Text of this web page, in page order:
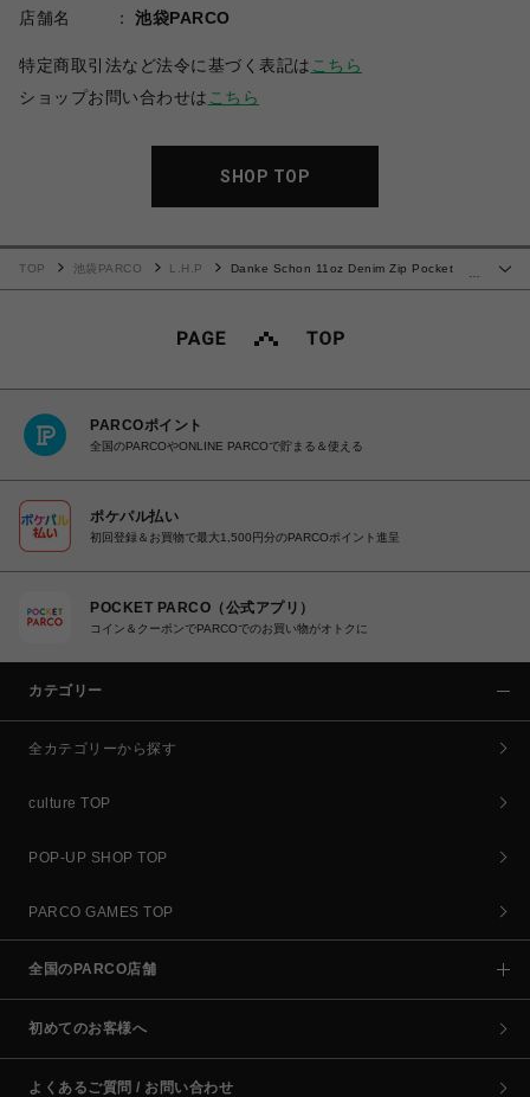
店舗名
池袋PARCO
特定商取引法など法令に基づく表記は こちら
ショップお問い合わせは こちら
SHOP TOP
…
TOP 池袋PARCO L.H.P
Danke Schon 11oz Denim Zip Pocket
PARCOポイント
全国のPARCOやONLINE PARCOで貯まる＆使える
ポケパル払い
初回登録＆お買物で最大1,500円分のPARCOポイント進呈
POCKET PARCO（公式アプリ）
コイン＆クーポンでPARCOでのお買い物がオトクに
カテゴリー
全カテゴリーから探す
culture TOP
POP-UP SHOP TOP
PARCO GAMES TOP
全国のPARCO店舗
初めてのお客様へ
よくあるご質問 / お問い合わせ